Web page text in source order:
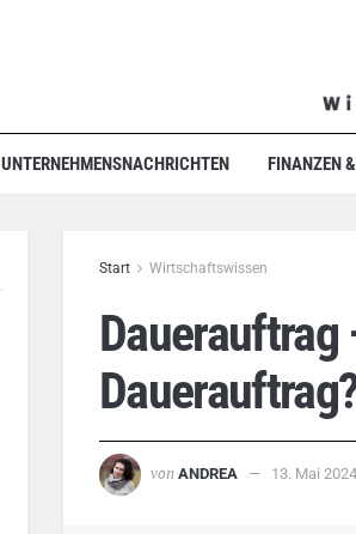
UNTERNEHMENSNACHRICHTEN FINANZEN
Start Wirtschaftswissen
Dauerauftrag
von ANDREA 13. Mai 2024